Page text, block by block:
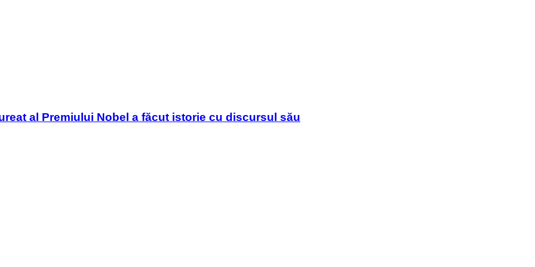
al Premiului Nobel a făcut istorie cu discursul său